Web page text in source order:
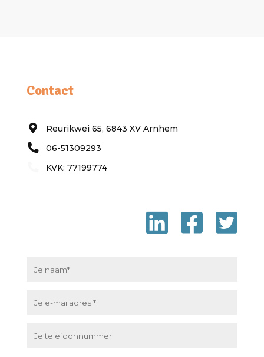
Contact
Reurikwei 65, 6843 XV Arnhem
06-51309293
KVK: 77199774